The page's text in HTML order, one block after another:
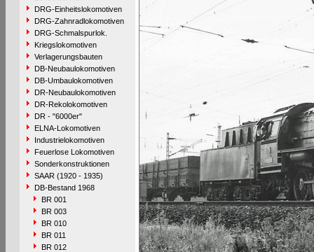
DRG-Einheitslokomotiven
DRG-Zahnradlokomotiven
DRG-Schmalspurlok.
Kriegslokomotiven
Verlagerungsbauten
DB-Neubaulokomotiven
DB-Umbaulokomotiven
DR-Neubaulokomotiven
DR-Rekolokomotiven
DR - "6000er"
ELNA-Lokomotiven
Industrielokomotiven
Feuerlose Lokomotiven
Sonderkonstruktionen
SAAR (1920 - 1935)
DB-Bestand 1968
BR 001
BR 003
BR 010
BR 011
BR 012